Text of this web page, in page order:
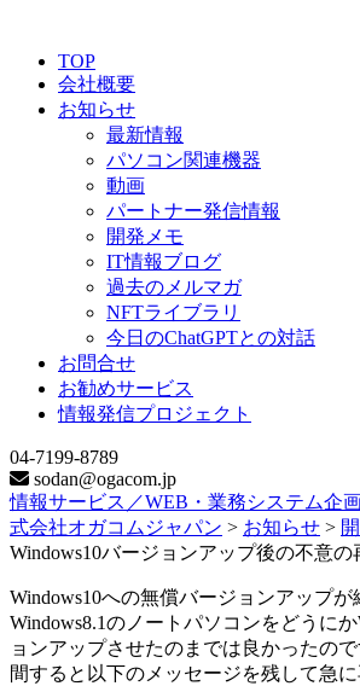
TOP
会社概要
お知らせ
最新情報
パソコン関連機器
動画
パートナー発信情報
開発メモ
IT情報ブログ
過去のメルマガ
NFTライブラリ
今日のChatGPTとの対話
お問合せ
お勧めサービス
情報発信プロジェクト
04-7199-8789
sodan@ogacom.jp
情報サービス／WEB・業務システム企
式会社オガコムジャパン > お知らせ >
Windows10バージョンアップ後の不意
Windows10への無償バージョンアップが
Windows8.1のノートパソコンをどうに
ョンアップさせたのまでは良かったの
間すると以下のメッセージを残して急